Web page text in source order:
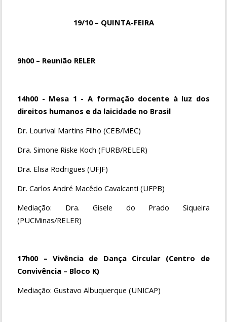
19/10 – QUINTA-FEIRA
9h00 – Reunião RELER
14h00 - Mesa 1 - A formação docente à luz dos
direitos humanos e da laicidade no Brasil
Dr. Lourival Martins Filho (CEB/MEC)
Dra. Simone Riske Koch (FURB/RELER)
Dra. Elisa Rodrigues (UFJF)
Dr. Carlos André Macêdo Cavalcanti (UFPB)
Mediação: Dra. Gisele do Prado Siqueira
(PUCMinas/RELER)
17h00 – Vivência de Dança Circular (Centro de
Convivência – Bloco K)
Mediação: Gustavo Albuquerque (UNICAP)